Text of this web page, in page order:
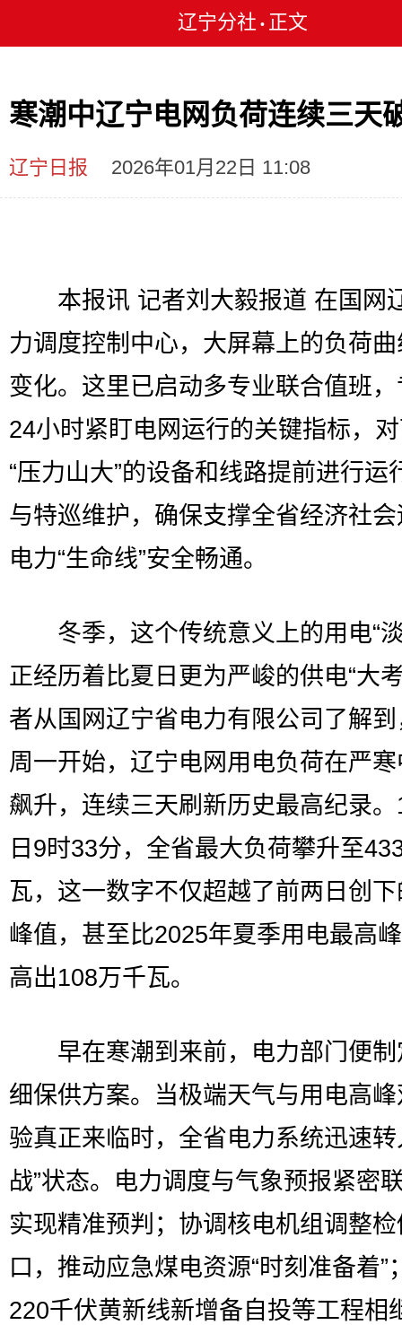
辽宁分社 • 正文
寒潮中辽宁电网负荷连续三天
辽宁日报 2026年01月22日 11:08
本报讯 记者刘大毅报道 在国网
力调度控制中心，大屏幕上的负荷
变化。这里已启动多专业联合值班
24小时紧盯电网运行的关键指标，
“压力山大”的设备和线路提前进行运
与特巡维护，确保支撑全省经济社
电力“生命线”安全畅通。
冬季，这个传统意义上的用电“淡
正经历着比夏日更为严峻的供电“大
者从国网辽宁省电力有限公司了解
周一开始，辽宁电网用电负荷在严
飙升，连续三天刷新历史最高纪录
日9时33分，全省最大负荷攀升至
瓦，这一数字不仅超越了前两日创
峰值，甚至比2025年夏季用电最高
高出108万千瓦。
早在寒潮到来前，电力部门便制
细保供方案。当极端天气与用电高
验真正来临时，全省电力系统迅速转
战”状态。电力调度与气象预报紧密
实现精准预判；协调核电机组调整
口，推动应急煤电资源“时刻准备着”
220千伏黄新线新增备自投等工程相